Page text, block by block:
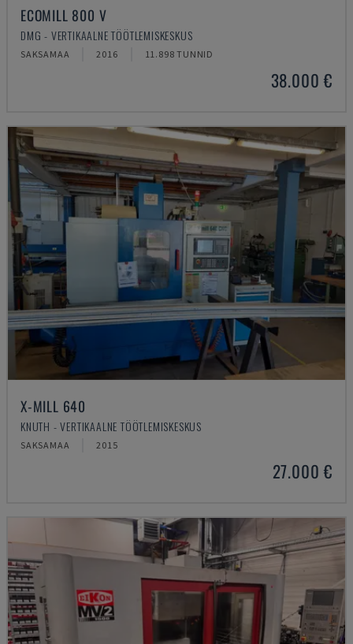
ECOMILL 800 V
DMG - VERTIKAALNE TÖÖTLEMISKESKUS
SAKSAMAA 2016 11.898 TUNNID
38.000 €
X-MILL 640
KNUTH - VERTIKAALNE TÖÖTLEMISKESKUS
SAKSAMAA 2015
27.000 €